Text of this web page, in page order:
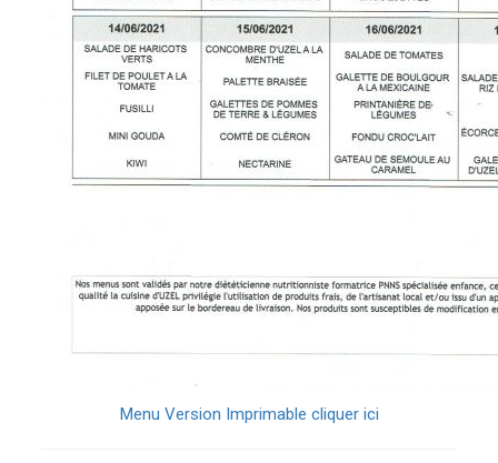
Menu Version Imprimable cliquer ici